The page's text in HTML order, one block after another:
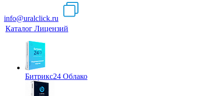
info@uralclick.ru
Каталог Лицензий
Битрикс24 Облако